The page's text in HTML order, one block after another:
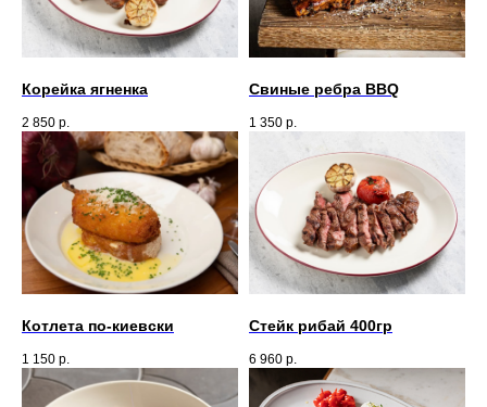
Корейка ягненка
2 850 р.
Свиные ребра BBQ
1 350 р.
Котлета по-киевски
1 150 р.
Стейк рибай 400гр
6 960 р.